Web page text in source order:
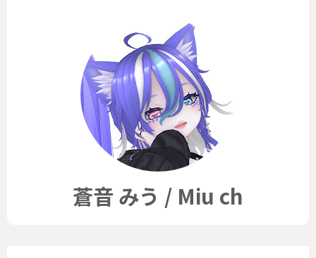
蒼音 みう / Miu ch